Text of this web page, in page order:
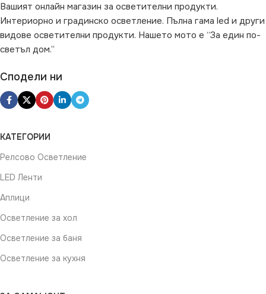
Вашият онлайн магазин за осветителни продукти.
Интериорно и градинско осветление. Пълна гама led и други
видове осветителни продукти. Нашето мото е “За един по-
светъл дом.”
Сподели ни
КАТЕГОРИИ
Релсово Осветление
LED Ленти
Аплици
Осветление за хол
Осветление за баня
Осветление за кухня